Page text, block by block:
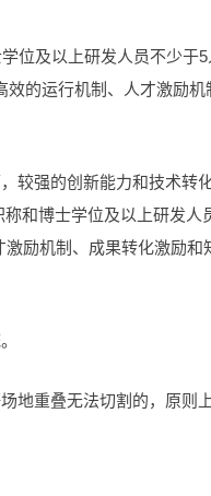
位及以上研发人员不少于
的运行机制、人才激励
较强的创新能力和技术转
和博士学位及以上研发人
励机制、成果转化激励和
地重叠无法切割的，原则